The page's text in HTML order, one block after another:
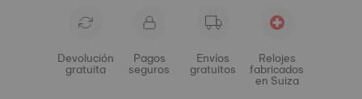
Devolución
gratuita
Pagos
seguros
Envíos
gratuitos
Relojes
fabricados
en Suiza